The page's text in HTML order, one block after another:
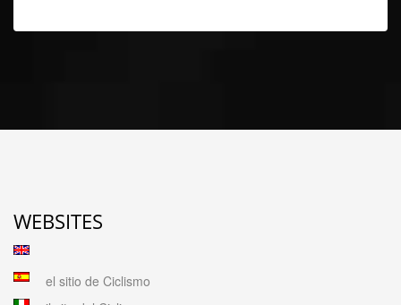
WEBSITES
el sitio de Ciclismo